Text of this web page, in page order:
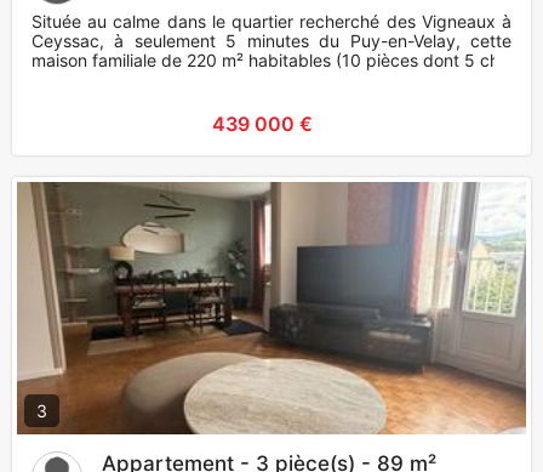
Située au calme dans le quartier recherché des Vigneaux à
Ceyssac, à seulement 5 minutes du Puy-en-Velay, cette
maison familiale de 220 m² habitables (10 pièces dont 5 ch
439 000 €
3
Appartement - 3 pièce(s) - 89 m²